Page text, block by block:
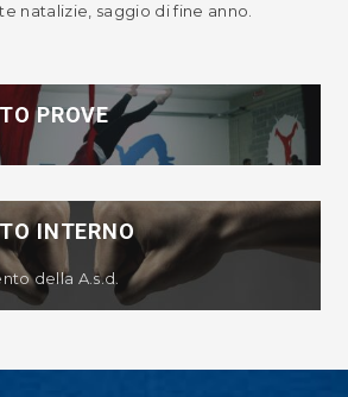
natalizie, saggio di fine anno.
PROVE
INTERNO
della A.s.d.